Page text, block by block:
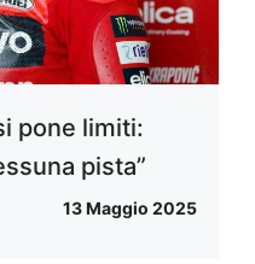
pone limiti:
pista”
13 Maggio 2025